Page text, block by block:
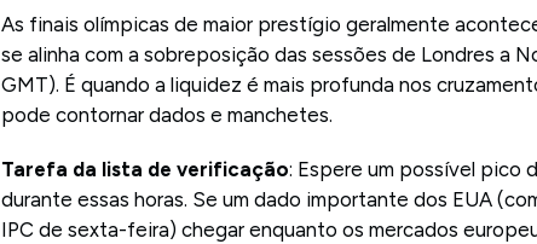
As finais olímpicas de maior prestígio geralmente
se alinha com a sobreposição das sessões de Londres a
GMT). É quando a liquidez é mais profunda nos
pode contornar dados e manchetes.
Tarefa da lista de verificação: Espere um possível pico
durante essas horas. Se um dado importante dos EUA
IPC de sexta-feira) chegar enquanto os mercados